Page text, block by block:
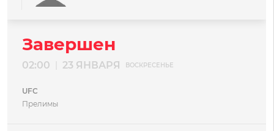
Завершен
02:00 23 ЯНВАРЯ ВОСКРЕСЕНЬЕ
UFC
Прелимы